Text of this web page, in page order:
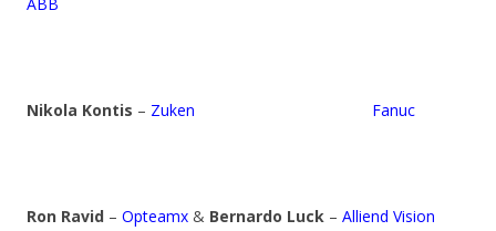
Nikola Kontis – Zuken Fanuc
Ron Ravid – Opteamx & Bernardo Luck – Alliend Vision